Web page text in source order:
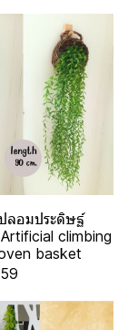
ลอมประดิษฐ์
climbing
basket